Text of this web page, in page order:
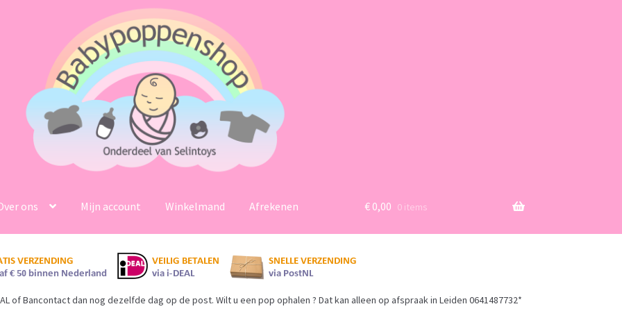
ons Mijn account Winkelmand Afrekenen €0,00 0 items
of Bancontact dan nog dezelfde dag op de post. Wilt u een pop ophalen ? Dat kan alleen op afspraak in Leiden 0641487732*